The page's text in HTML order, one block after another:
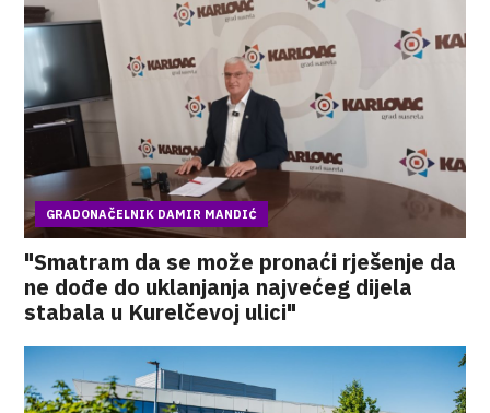
GRADONAČELNIK DAMIR MANDIĆ
"Smatram da se može pronaći rješenje da
ne dođe do uklanjanja najvećeg dijela
stabala u Kurelčevoj ulici"